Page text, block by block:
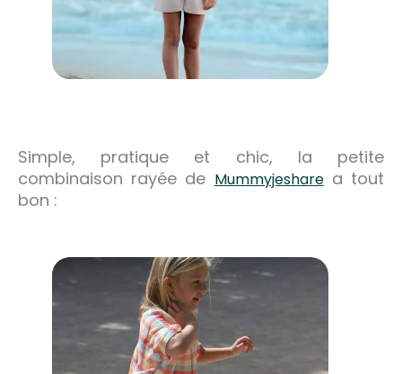
Simple, pratique et chic, la petite
combinaison rayée de Mummyjesharea tout
bon :